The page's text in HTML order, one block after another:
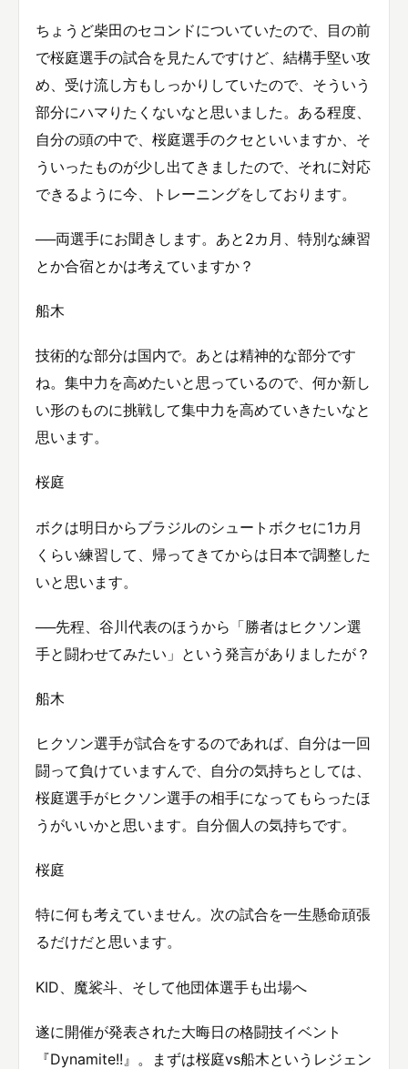
ちょうど柴田のセコンドについていたので、目の前
で桜庭選手の試合を見たんですけど、結構手堅い攻
め、受け流し方もしっかりしていたので、そういう
部分にハマりたくないなと思いました。ある程度、
自分の頭の中で、桜庭選手のクセといいますか、そ
ういったものが少し出てきましたので、それに対応
できるように今、トレーニングをしております。
──両選手にお聞きします。あと2カ月、特別な練習
とか合宿とかは考えていますか？
船木
技術的な部分は国内で。あとは精神的な部分です
ね。集中力を高めたいと思っているので、何か新し
い形のものに挑戦して集中力を高めていきたいなと
思います。
桜庭
ボクは明日からブラジルのシュートボクセに1カ月
くらい練習して、帰ってきてからは日本で調整した
いと思います。
──先程、谷川代表のほうから「勝者はヒクソン選
手と闘わせてみたい」という発言がありましたが？
船木
ヒクソン選手が試合をするのであれば、自分は一回
闘って負けていますんで、自分の気持ちとしては、
桜庭選手がヒクソン選手の相手になってもらったほ
うがいいかと思います。自分個人の気持ちです。
桜庭
特に何も考えていません。次の試合を一生懸命頑張
るだけだと思います。
KID、魔裟斗、そして他団体選手も出場へ
遂に開催が発表された大晦日の格闘技イベント
『Dynamite!!』。まずは桜庭vs船木というレジェン